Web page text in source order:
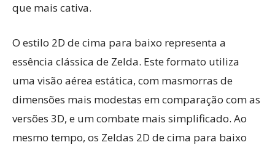
que mais cativa.
O estilo 2D de cima para baixo representa a
essência clássica de Zelda. Este formato utiliza
uma visão aérea estática, com masmorras de
dimensões mais modestas em comparação com as
versões 3D, e um combate mais simplificado. Ao
mesmo tempo, os Zeldas 2D de cima para baixo